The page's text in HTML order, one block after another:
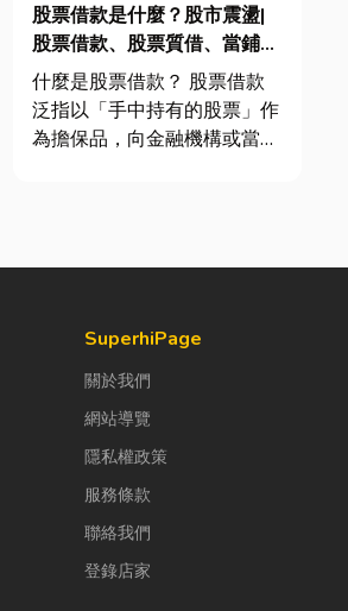
股票借款是什麼？股市震盪|
股票借款、股票質借、當鋪借
款完整比較
什麼是股票借款？ 股票借款
泛指以「手中持有的股票」作
為擔保品，向金融機構或當舖
款，以...SuperhiPage
關於我們
網站導覽
隱私權政策
服務條款
聯絡我們
登錄店家